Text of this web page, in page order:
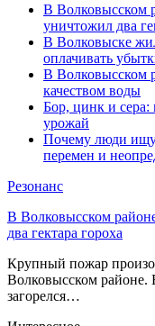
В Волковысском
уничтожил два
В Волковыске
оплачивать
В Волковысском
качеством воды
Бор, цинк и сера:
урожай
Почему люди
перемен и
Резонанс
В Волковысском
два гектара гороха
Крупный пожар
Волковысском районе.
загорелся…